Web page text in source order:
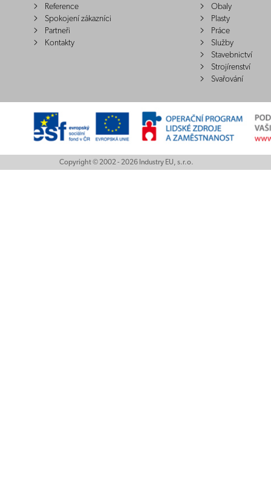
Reference
Spokojení zákazníci
Partneři
Kontakty
Obaly
Plasty
Práce
Služby
Stavebnictví
Strojírenství
Svařování
Copyright © 2002 - 2026 Industry EU, s.r.o.